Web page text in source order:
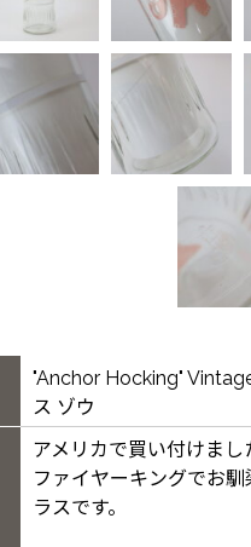
"Anchor Hocking"
ス ゾウ
アメリカで買い付けまし
ファイヤーキングでお
ラスです。